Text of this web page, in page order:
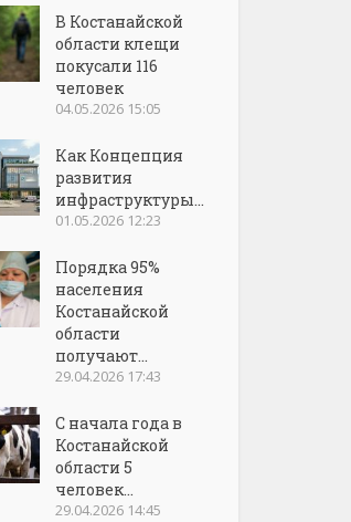
В Костанайской
области клещи
покусали 116
человек
04.05.2026 15:05
Как Концепция
развития
инфраструктуры...
01.05.2026 12:23
Порядка 95%
населения
Костанайской
области
получают...
29.04.2026 17:43
С начала года в
Костанайской
области 5
человек...
29.04.2026 14:45